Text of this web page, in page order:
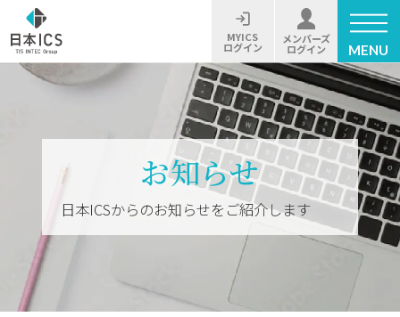
MYICS
ログイン
メンバーズ
ログイン MENU
お知らせ
日本ICSからのお知らせをご紹介します